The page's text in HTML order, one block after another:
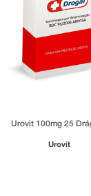
Urovit 100mg 25
Urovit